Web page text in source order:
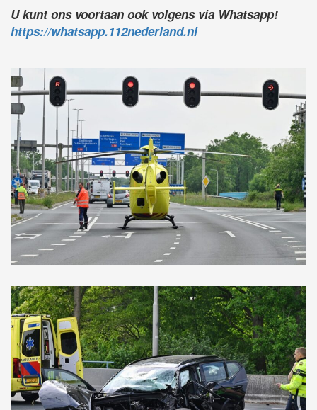
U kunt ons voortaan ook volgens via Whatsapp!
https://whatsapp.112nederland.nl